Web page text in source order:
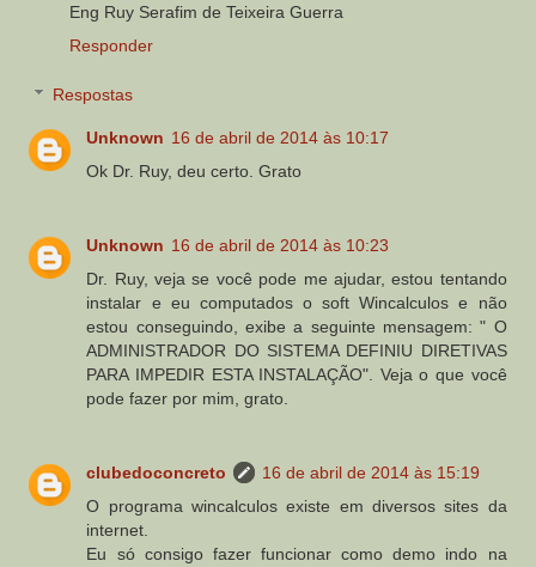
Eng Ruy Serafim de Teixeira Guerra
Responder
Respostas
Unknown 16 de abril de 2014 às 10:17
Ok Dr. Ruy, deu certo. Grato
Unknown 16 de abril de 2014 às 10:23
Dr. Ruy, veja se você pode me ajudar, estou tentando
instalar e eu computados o soft Wincalculos e não
estou conseguindo, exibe a seguinte mensagem: " O
ADMINISTRADOR DO SISTEMA DEFINIU DIRETIVAS
PARA IMPEDIR ESTA INSTALAÇÃO". Veja o que você
pode fazer por mim, grato.
clubedoconcreto
16 de abril de 2014 às 15:19
O programa wincalculos existe em diversos sites da
internet.
Eu só consigo fazer funcionar como demo indo na